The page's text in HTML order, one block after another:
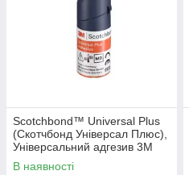
Scotchbond™ Universal Plus
(Скотчбонд Універсал Плюс),
Універсальний адгезив 3M
ESPE, 5мл
В наявності